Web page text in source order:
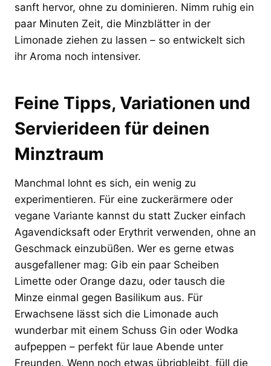
sanft hervor, ohne zu dominieren. Nimm ruhig ein
paar Minuten Zeit, die Minzblätter in der
Limonade ziehen zu lassen – so entwickelt sich
ihr Aroma noch intensiver.
Feine Tipps, Variationen und
Servierideen für deinen
Minztraum
Manchmal lohnt es sich, ein wenig zu
experimentieren. Für eine zuckerärmere oder
vegane Variante kannst du statt Zucker einfach
Agavendicksaft oder Erythrit verwenden, ohne an
Geschmack einzubüßen. Wer es gerne etwas
ausgefallener mag: Gib ein paar Scheiben
Limette oder Orange dazu, oder tausch die
Minze einmal gegen Basilikum aus. Für
Erwachsene lässt sich die Limonade auch
wunderbar mit einem Schuss Gin oder Wodka
aufpeppen – perfekt für laue Abende unter
Freunden. Wenn noch etwas übrigbleibt, füll die